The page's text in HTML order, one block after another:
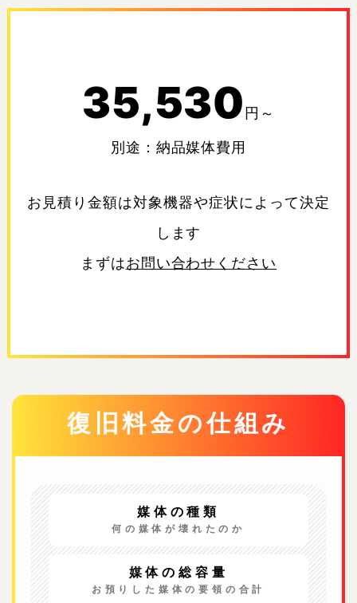
35,530 円～
別途：納品媒体費用
お見積り金額は対象機器や症状によって決定
します
まずはお問い合わせください
復旧料金の仕組み
媒体の種類
何の媒体が壊れたのか
媒体の総容量
お預りした媒体の要領の合計